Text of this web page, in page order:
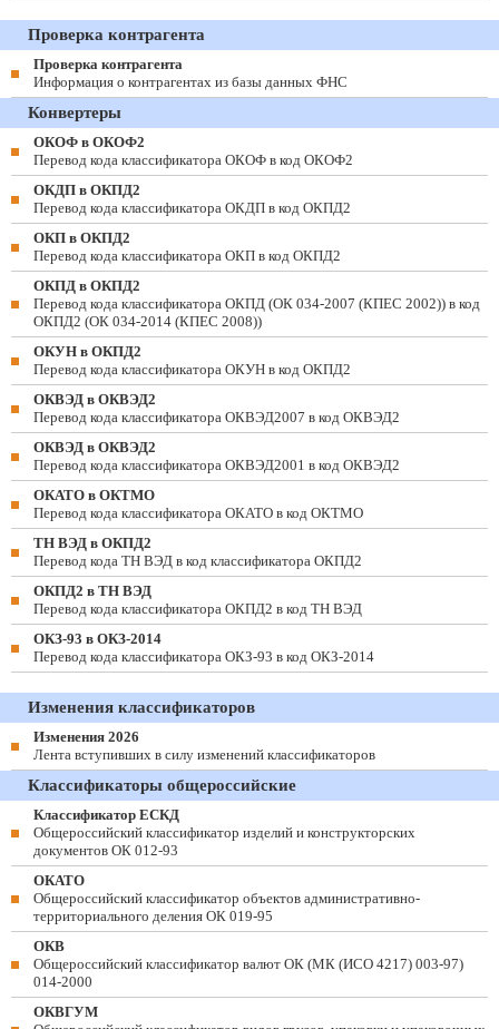
Проверка контрагента
Проверка контрагента
Информация о контрагентах из базы данных ФНС
Конвертеры
ОКОФ в ОКОФ2
Перевод кода классификатора ОКОФ в код ОКОФ2
ОКДП в ОКПД2
Перевод кода классификатора ОКДП в код ОКПД2
ОКП в ОКПД2
Перевод кода классификатора ОКП в код ОКПД2
ОКПД в ОКПД2
Перевод кода классификатора ОКПД (ОК 034-2007 (КПЕС 2002)) в код
ОКПД2 (ОК 034-2014 (КПЕС 2008))
ОКУН в ОКПД2
Перевод кода классификатора ОКУН в код ОКПД2
ОКВЭД в ОКВЭД2
Перевод кода классификатора ОКВЭД2007 в код ОКВЭД2
ОКВЭД в ОКВЭД2
Перевод кода классификатора ОКВЭД2001 в код ОКВЭД2
ОКАТО в ОКТМО
Перевод кода классификатора ОКАТО в код ОКТМО
ТН ВЭД в ОКПД2
Перевод кода ТН ВЭД в код классификатора ОКПД2
ОКПД2 в ТН ВЭД
Перевод кода классификатора ОКПД2 в код ТН ВЭД
ОКЗ-93 в ОКЗ-2014
Перевод кода классификатора ОКЗ-93 в код ОКЗ-2014
Изменения классификаторов
Изменения 2026
Лента вступивших в силу изменений классификаторов
Классификаторы общероссийские
Классификатор ЕСКД
Общероссийский классификатор изделий и конструкторских
документов ОК 012-93
ОКАТО
Общероссийский классификатор объектов административно-
территориального деления ОК 019-95
ОКВ
Общероссийский классификатор валют ОК (МК (ИСО 4217) 003-97)
014-2000
ОКВГУМ